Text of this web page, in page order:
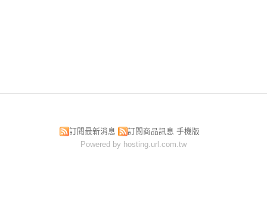
訂閱最新消息 訂閱商品訊息 手機版
Powered by hosting.url.com.tw